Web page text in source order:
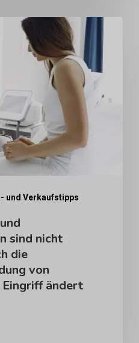
und Verkaufstipps
sind nicht
die
von
Eingriff ändert